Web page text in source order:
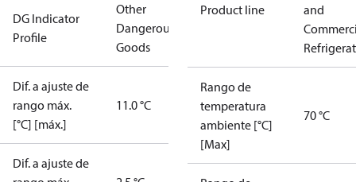
DG Indicator
Profile
Other
Dangerous
Goods
Dif. a ajuste de
rango máx.
[°C] [máx.]
11.0 °C
Dif. a ajuste de
Product line
and
Rango de
temperatura
ambiente [°C]
[Max]
70 °C